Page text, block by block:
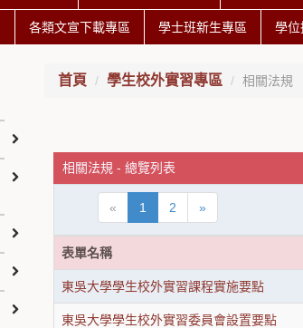
各類文宣下載專區 學士班新生專區 學位
首頁 學生校外實習專區 相關法規
相關法規 - 總覽列表
« 1 2 »
表單名稱
東吳大學學生校外實習課程實施要點
東吳大學學生校外實習委員會設置要點